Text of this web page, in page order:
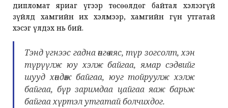
дипломат яриаг үгээр төсөөлдөг байтал хэлээгүй
зүйлд хамгийн их хэлмээр, хамгийн гүн утгатай
хэсэг үлдэх нь бий.
Тэнд үгнээс гадна өнгө аяс, түр зогсолт, хэн
түрүүлж юу хэлж байгаа, ямар сэдвийг
шууд хөндөж байгаа, юуг тойруулж хэлж
байгаа, бүр заримдаа цайгаа яаж барьж
байгаа хүртэл утгатай болчихдог.